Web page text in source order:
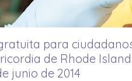
para
de Rhode
junio de 2014